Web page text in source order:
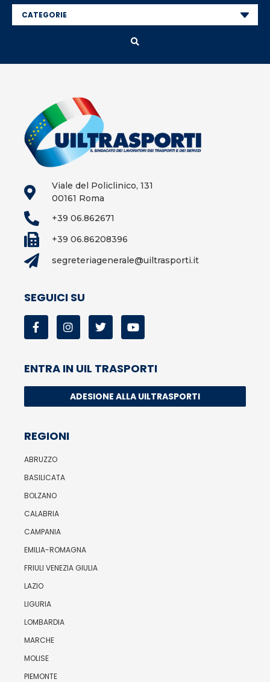
Viale del Policlinico, 131
00161 Roma
+39 06.862671
+39 06.86208396
segreteriagenerale@uiltrasporti.it
SEGUICI SU
ENTRA IN UIL TRASPORTI
ADESIONE ALLA UILTRASPORTI
REGIONI
ABRUZZO
BASILICATA
BOLZANO
CALABRIA
CAMPANIA
EMILIA-ROMAGNA
FRIULI VENEZIA GIULIA
LAZIO
LIGURIA
LOMBARDIA
MARCHE
MOLISE
PIEMONTE